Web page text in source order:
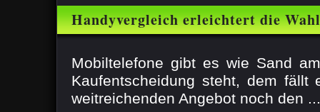
Handyvergleich erleichtert die
Mobiltelefone gibt es wie Sand
Kaufentscheidung steht, dem fällt
weitreichenden Angebot noch den ...